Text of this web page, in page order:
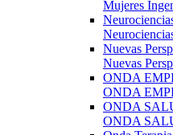
Mujeres
Nuevas
Nuevas
ONDA
ONDA
ONDA
ONDA